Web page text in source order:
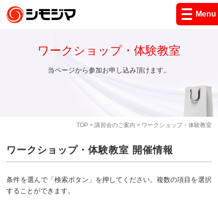
Menu
TOP> 講習会のご案内 > ワークショップ・体験教室
ワークショップ・体験教室
当ページから参加お申し込み頂けます。
ワークショップ・体験教室 開催情報
条件を選んで「検索ボタン」を押してください。複数の項目を選択
することができます。